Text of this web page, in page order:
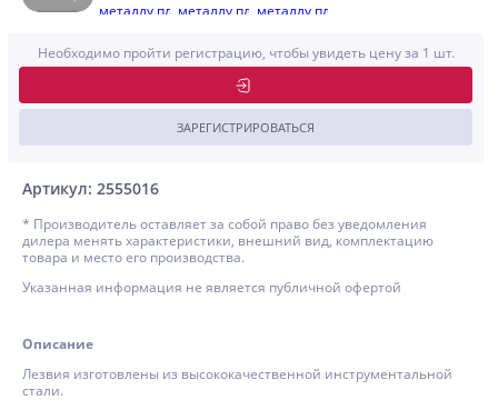
Артикул: 2555016
Необходимо пройти регистрацию, чтобы увидеть цену за 1 шт.
ЗАРЕГИСТРИРОВАТЬСЯ
* Производитель оставляет за собой право без уведомления
дилера менять характеристики, внешний вид, комплектацию
товара и место его производства.
Указанная информация не является публичной офертой
Описание
Лезвия изготовлены из высококачественной инструментальной
стали.